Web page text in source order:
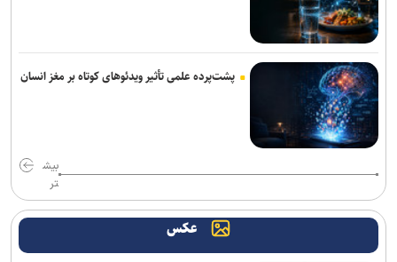
می‌دهد
گوشی داغ را داخل یخچال نگذارید!
دستگاه «نیدر» بومی، راهکار دانش‌بنیان‌ها برای اختلاط مواد پلیمری و
نانویی
اطلاعات بیش از ۱۰۰ هزار نیروی پلیس و کارمند امنیتی بریتانیا هک شد
وقتی موسیقی ترسناک، لبخندها را هم وحشتناک نشان می‌دهد
پشت‌پرده علمی تأثیر ویدئو‌های کوتاه بر مغز انسان
بیش
تر
عکس